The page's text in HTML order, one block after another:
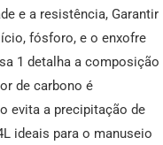
e a resistência, Garantir
fósforo, e o enxofre
1 detalha a composição
de carbono é
evita a precipitação de
ideais para o manuseio